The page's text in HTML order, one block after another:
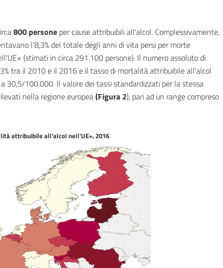
800 persone per cause attribuibili all'alcol. Complessivamente,
l’8,3% del totale degli anni di vita persi per morte
(stimati in circa 291.100 persone). Il numero assoluto di
tra il 2010 e il 2016 e il tasso di mortalità attribuibile all'alcol
30,5/100.000. Il valore dei tassi standardizzati per la stessa
nella regione europea(Figura 2), pari ad un range compreso
attribuibile all'alcol nell'UE+, 2016